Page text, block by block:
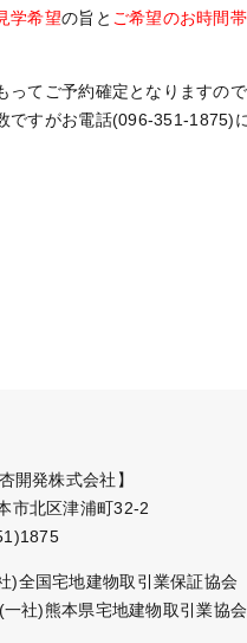
学希望の旨と ご希望のお時間
てご予約確定となりますの
すがお電話(096-351-1875)
開発株式会社】
市北区津浦町32-2
)全国宅地建物取引業保証協会
社)熊本県宅地建物取引業協